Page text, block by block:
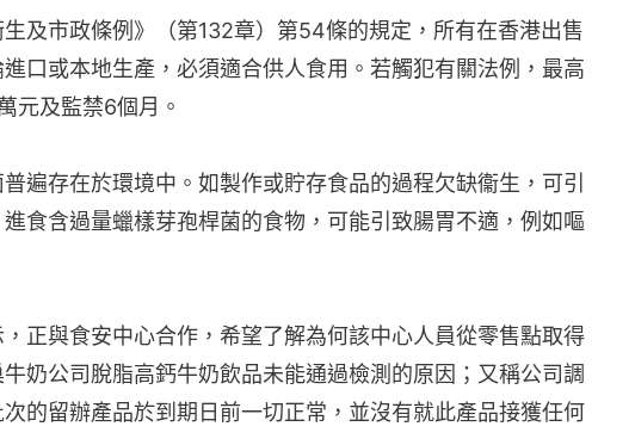
及市政條例》（第132章）第54條的規定，所有在香港出售
口或本地生產，必須適合供人食用。若觸犯有關法例，最高
元及監禁6個月。
遍存在於環境中。如製作或貯存食品的過程欠缺衞生，可引
食含過量蠟樣芽孢桿菌的食物，可能引致腸胃不適，例如嘔
正與食安中心合作，希望了解為何該中心人員從零售點取得
奶公司脫脂高鈣牛奶飲品未能通過檢測的原因；又稱公司調
的留辦產品於到期日前一切正常，並沒有就此產品接獲任何